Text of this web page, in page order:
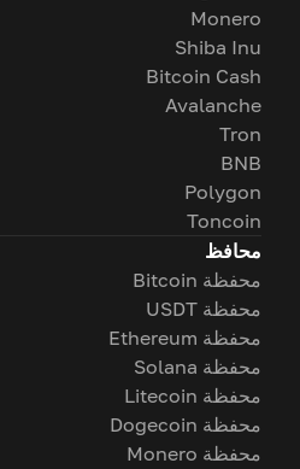
Monero
Shiba Inu
Bitcoin Cash
Avalanche
Tron
BNB
Polygon
Toncoin
محافظ
محفظة Bitcoin
محفظة USDT
محفظة Ethereum
محفظة Solana
محفظة Litecoin
محفظة Dogecoin
محفظة Monero